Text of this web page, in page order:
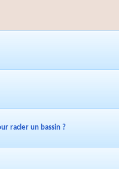
racler un bassin ?